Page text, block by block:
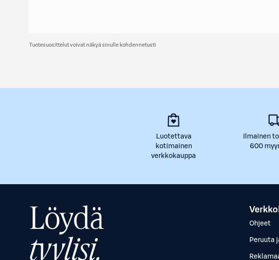
Tuotesuosittelut voivat näkyä sinulle kohdennetusti
Luotettava
kotimainen
verkkokauppa
Ilmainen
600
Löydä
tyylisi.
Ohjeet
Peruuta